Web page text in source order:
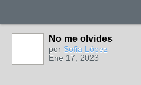
No me olvides
por Sofia López
Ene 17, 2023